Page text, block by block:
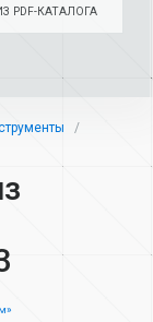
PDF-КАТАЛОГА